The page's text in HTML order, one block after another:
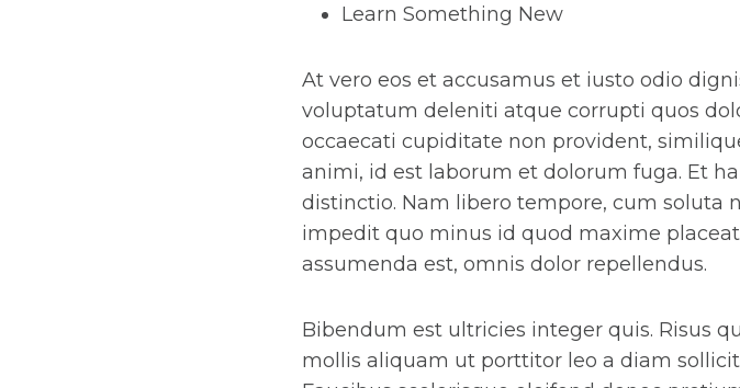
Learn Something New
At vero eos et accusamus et iusto odio
voluptatum deleniti atque corrupti quos
occaecati cupiditate non provident,
animi, id est laborum et dolorum fuga. Et
distinctio. Nam libero tempore, cum soluta
impedit quo minus id quod maxime
assumenda est, omnis dolor repellendus.
Bibendum est ultricies integer quis. Risus
mollis aliquam ut porttitor leo a diam